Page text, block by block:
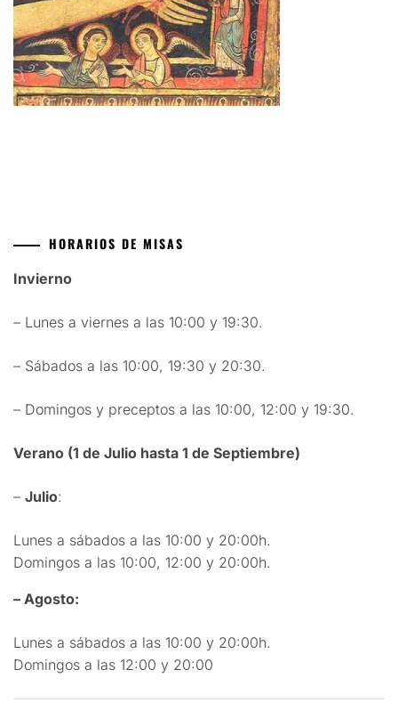
HORARIOS DE MISAS
Invierno
– Lunes a viernes a las 10:00 y 19:30.
– Sábados a las 10:00, 19:30 y 20:30.
– Domingos y preceptos a las 10:00, 12:00 y 19:30.
Verano (1 de Julio hasta 1 de Septiembre)
– Julio:
Lunes a sábados a las 10:00 y 20:00h.
Domingos a las 10:00, 12:00 y 20:00h.
– Agosto:
Lunes a sábados a las 10:00 y 20:00h.
Domingos a las 12:00 y 20:00